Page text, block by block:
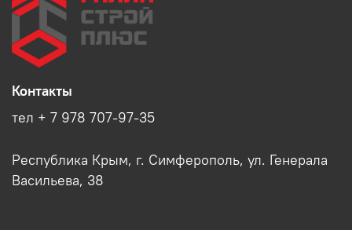
Контакты
тел + 7 978 707-97-35
Республика Крым, г. Симферополь, ул. Генерала
Васильева, 38